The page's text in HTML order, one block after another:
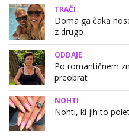
TRAČI
Doma ga čaka
z drugo
ODDAJE
Po romantičnem
preobrat
NOHTI
Nohti, ki jih to